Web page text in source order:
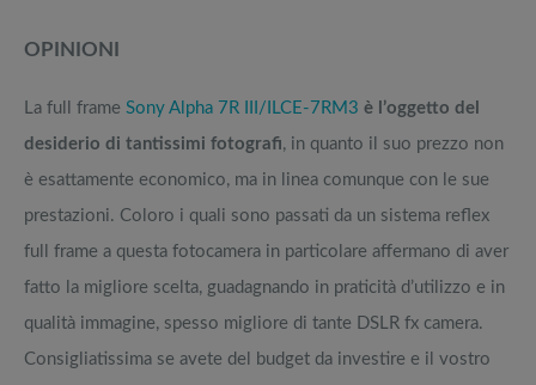
OPINIONI
La full frame Sony Alpha 7R III/ILCE-7RM3 è l’oggetto del
desiderio di tantissimi fotografi, in quanto il suo prezzo non
è esattamente economico, ma in linea comunque con le sue
prestazioni. Coloro i quali sono passati da un sistema reflex
full frame a questa fotocamera in particolare affermano di aver
fatto la migliore scelta, guadagnando in praticità d’utilizzo e in
qualità immagine, spesso migliore di tante DSLR fx camera.
Consigliatissima se avete del budget da investire e il vostro